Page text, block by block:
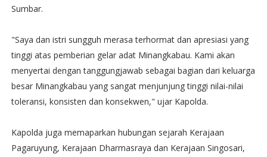
Sumbar.
"Saya dan istri sungguh merasa terhormat dan apresiasi yang
tinggi atas pemberian gelar adat Minangkabau. Kami akan
menyertai dengan tanggungjawab sebagai bagian dari keluarga
besar Minangkabau yang sangat menjunjung tinggi nilai-nilai
toleransi, konsisten dan konsekwen," ujar Kapolda.
Kapolda juga memaparkan hubungan sejarah Kerajaan
Pagaruyung, Kerajaan Dharmasraya dan Kerajaan Singosari,